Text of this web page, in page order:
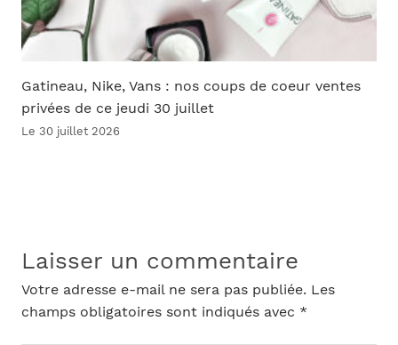
Gatineau, Nike, Vans : nos coups de coeur ventes
privées de ce jeudi 30 juillet
Le 30 juillet 2026
Laisser un commentaire
Votre adresse e-mail ne sera pas publiée. Les
champs obligatoires sont indiqués avec *